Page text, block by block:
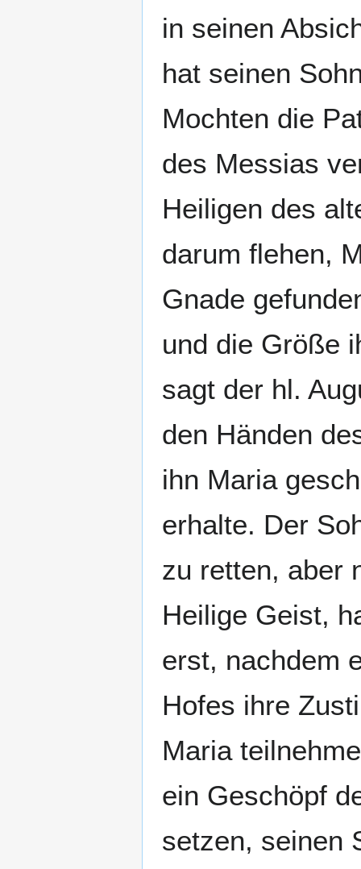
in seinen
hat seinen
Mochten die
des Messias
Heiligen des
darum flehen,
Gnade
und die Größe
sagt der hl.
den Händen
ihn Maria
erhalte. Der
zu retten, aber
Heilige Geist,
erst, nachdem
Hofes ihre
Maria
ein Geschöpf
setzen, seinen